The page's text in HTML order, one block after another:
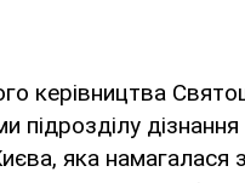
керівництва
підрозділу
яка намагалася